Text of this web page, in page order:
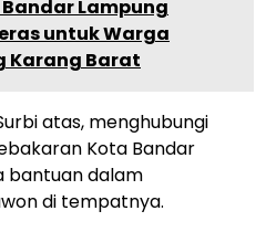
Lampung
untuk Warga
Karang Barat
atas, menghubungi
Kota Bandar
bantuan dalam
di tempatnya.